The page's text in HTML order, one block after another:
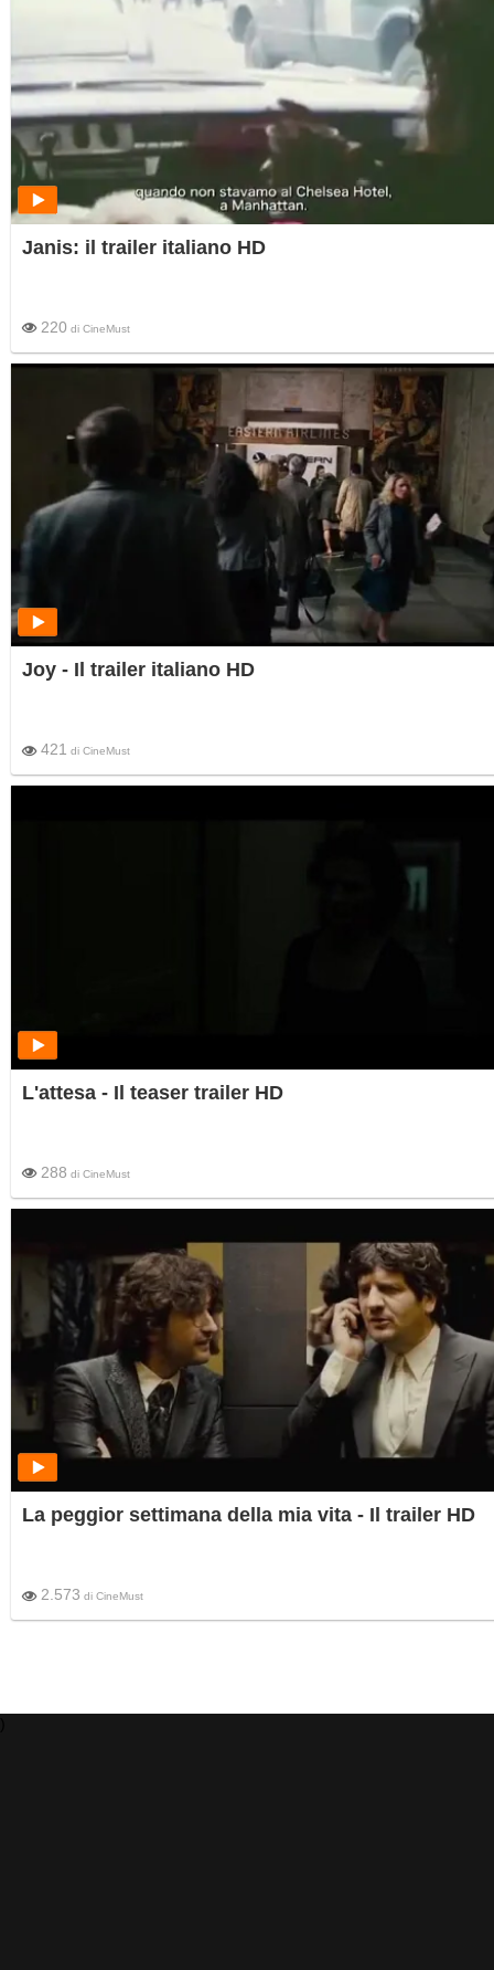
Janis: il trailer italiano HD
220 di CineMust
Joy - Il trailer italiano HD
421 di CineMust
L'attesa - Il teaser trailer HD
288 di CineMust
La peggior settimana della mia vita - Il trailer HD
2.573 di CineMust